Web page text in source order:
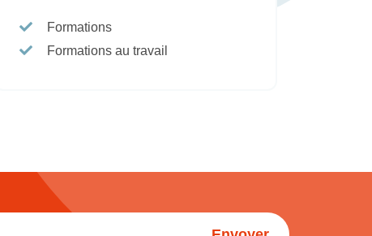
Formations
Formations au travail